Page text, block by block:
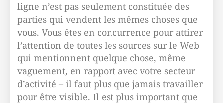
ligne n’est pas seulement constituée des
parties qui vendent les mêmes choses que
vous. Vous êtes en concurrence pour attirer
l’attention de toutes les sources sur le Web
qui mentionnent quelque chose, même
vaguement, en rapport avec votre secteur
d’activité – il faut plus que jamais travailler
pour être visible. Il est plus important que